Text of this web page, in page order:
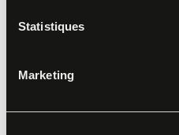
Statistiques
Marketing